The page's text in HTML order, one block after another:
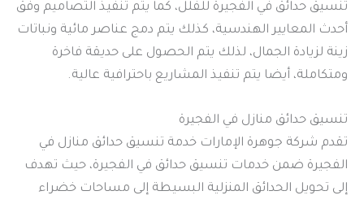
تنسيق حدائق في الفجيرة للفلل، كما يتم تنفيذ التصاميم وفق
أحدث المعايير الهندسية، كذلك يتم دمج عناصر مائية ونباتات
زينة لزيادة الجمال، لذلك يتم الحصول على حديقة فاخرة
ومتكاملة، أيضا يتم تنفيذ المشاريع باحترافية عالية.
تنسيق حدائق منازل في الفجيرة
تقدم شركة جوهرة الإمارات خدمة تنسيق حدائق منازل في
الفجيرة ضمن خدمات تنسيق حدائق في الفجيرة، حيث تهدف
إلى تحويل الحدائق المنزلية البسيطة إلى مساحات خضراء